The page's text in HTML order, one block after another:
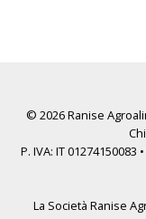
© 2026 Ranise
P. IVA: IT 01274150083
La Società Ranise